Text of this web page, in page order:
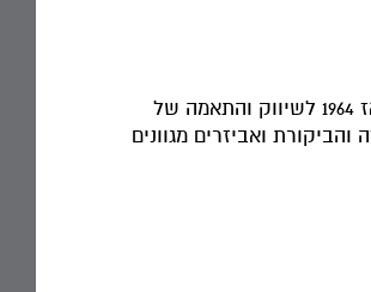
חברת נוימו ורגוס שיווק בע"מ מקבוצת נוימו-אהרנברג, פועלת מאז 1964 לשיווק והתאמה של
ואביזרים מגוונים